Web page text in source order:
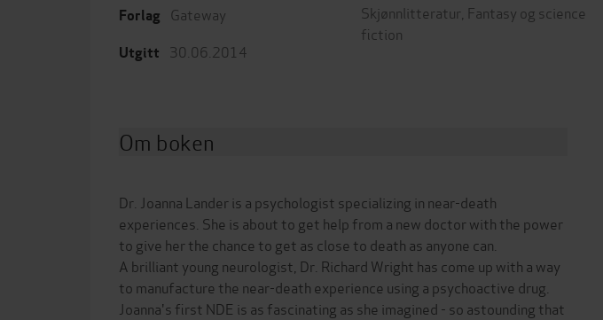
Forlag Gateway
Utgitt 30.06.2014
Skjønnlitteratur Fantasy og science
fiction
Om boken
Dr. Joanna Lander is a psychologist specializing in near-death
experiences. She is about to get help from a new doctor with the power
to give her the chance to get as close to death as anyone can.
A brilliant young neurologist, Dr. Richard Wright has come up with a way
to manufacture the near-death experience using a psychoactive drug.
Joanna's first NDE is as fascinating as she imagined - so astounding that